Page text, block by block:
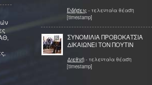
Ειδήσεις - τελευταία θέαση
[timestamp]
ΣΥΝΟΜΙΛΙΑ ΠΡΟΒΟΚΑΤΣΙΑ
ΔΙΚΑΙΩΝΕΙ ΤΟΝ ΠΟΥΤΙΝ
Διεθνή - τελευταία θέαση
[timestamp]